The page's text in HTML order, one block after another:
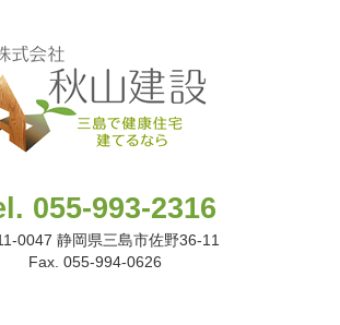
055-993-2316
0047 静岡県三島市佐野36-11
Fax. 055-994-0626